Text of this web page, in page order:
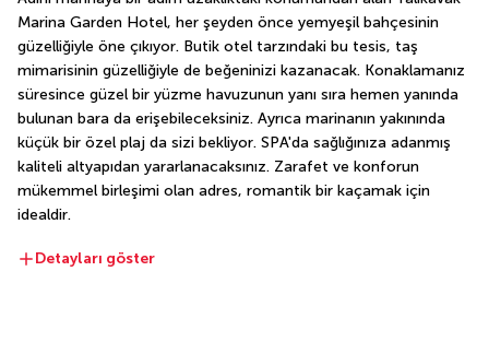
Marina Garden Hotel, her şeyden önce yemyeşil bahçesinin
güzelliğiyle öne çıkıyor. Butik otel tarzındaki bu tesis, taş
mimarisinin güzelliğiyle de beğeninizi kazanacak. Konaklamanız
süresince güzel bir yüzme havuzunun yanı sıra hemen yanında
bulunan bara da erişebileceksiniz. Ayrıca marinanın yakınında
küçük bir özel plaj da sizi bekliyor. SPA'da sağlığınıza adanmış
kaliteli altyapıdan yararlanacaksınız. Zarafet ve konforun
mükemmel birleşimi olan adres, romantik bir kaçamak için
idealdir.
Detayları göster